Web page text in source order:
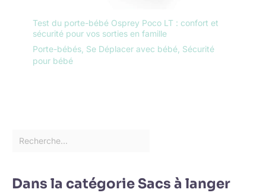
Test du porte-bébé Osprey Poco LT : confort et
sécurité pour vos sorties en famille
Porte-bébés Se Déplacer avec bébé Sécurité
pour bébé
Dans la catégorie Sacs à langer